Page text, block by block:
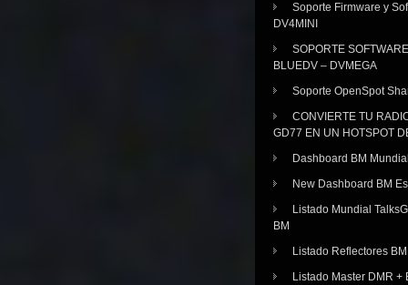
Soporte Firmware y
DV4MINI
SOPORTE SOFTWARE
BLUEDV – DVMEGA
Soporte OpenSpot
CONVIERTE TU
GD77 EN UN HOTSPOT
Dashboard BM
New Dashboard BM
Listado Mundial
BM
Listado Reflectores BM
Listado Master DMR +